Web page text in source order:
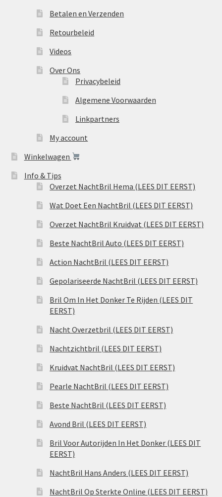
Betalen en Verzenden
Retourbeleid
Videos
Over Ons
Privacybeleid
Algemene Voorwaarden
Linkpartners
My account
Winkelwagen
Info & Tips
Overzet NachtBril Hema (LEES DIT EERST)
Wat Doet Een NachtBril (LEES DIT EERST)
Overzet NachtBril Kruidvat (LEES DIT EERST)
Beste NachtBril Auto (LEES DIT EERST)
Action NachtBril (LEES DIT EERST)
Gepolariseerde NachtBril (LEES DIT EERST)
Bril Om In Het Donker Te Rijden (LEES DIT
EERST)
Nacht Overzetbril (LEES DIT EERST)
Nachtzichtbril (LEES DIT EERST)
Kruidvat NachtBril (LEES DIT EERST)
Pearle NachtBril (LEES DIT EERST)
Beste NachtBril (LEES DIT EERST)
Avond Bril (LEES DIT EERST)
Bril Voor Autorijden In Het Donker (LEES DIT
EERST)
NachtBril Hans Anders (LEES DIT EERST)
NachtBril Op Sterkte Online (LEES DIT EERST)